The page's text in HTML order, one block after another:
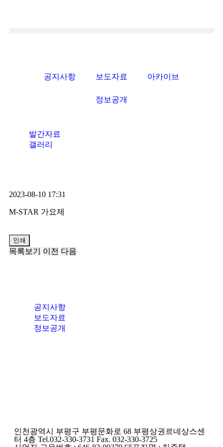
공지사항 보도자료 아카이브
정보공개
발간자료
갤러리
2023-08-10 17:31
M-STAR 가요제
인쇄
목록보기 이전 다음
공지사항
보도자료
정보공개
인천광역시 부평구 부평문화로 68 부평상권르네상스센
터 4층 Tel.032-330-3731 Fax. 032-330-3725